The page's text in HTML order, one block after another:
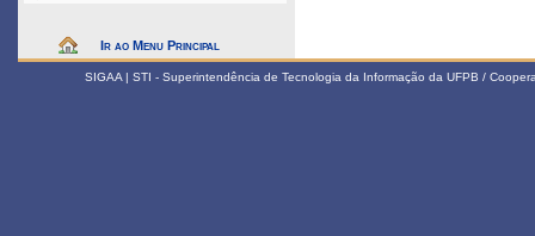
Ir ao Menu Principal
SIGAA | STI - Superintendência de Tecnologia da Informação da UFPB /